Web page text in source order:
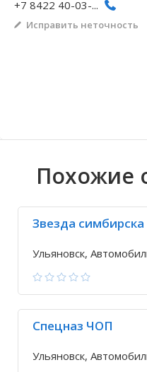
Волгоградская область
Кировоградская область
Восточно-
Архангельское
+7 8422 40-03-...
Исправить неточность
Похожие
Звезда
Ульяновск,
Спецназ ЧОП
Ульяновск,